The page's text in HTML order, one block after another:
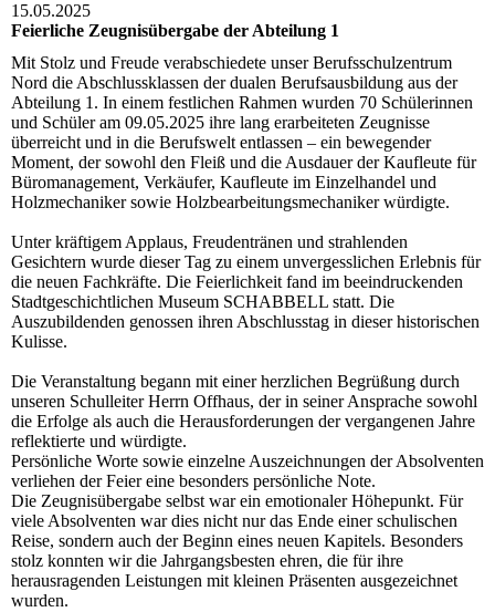
15.05.2025
Feierliche Zeugnisübergabe der Abteilung 1
Mit Stolz und Freude verabschiedete unser Berufsschulzentrum
Nord die Abschlussklassen der dualen Berufsausbildung aus der
Abteilung 1. In einem festlichen Rahmen wurden 70 Schülerinnen
und Schüler am 09.05.2025 ihre lang erarbeiteten Zeugnisse
überreicht und in die Berufswelt entlassen – ein bewegender
Moment, der sowohl den Fleiß und die Ausdauer der Kaufleute für
Büromanagement, Verkäufer, Kaufleute im Einzelhandel und
Holzmechaniker sowie Holzbearbeitungsmechaniker würdigte.
Unter kräftigem Applaus, Freudentränen und strahlenden
Gesichtern wurde dieser Tag zu einem unvergesslichen Erlebnis für
die neuen Fachkräfte. Die Feierlichkeit fand im beeindruckenden
Stadtgeschichtlichen Museum SCHABBELL statt. Die
Auszubildenden genossen ihren Abschlusstag in dieser historischen
Kulisse.
Die Veranstaltung begann mit einer herzlichen Begrüßung durch
unseren Schulleiter Herrn Offhaus, der in seiner Ansprache sowohl
die Erfolge als auch die Herausforderungen der vergangenen Jahre
reflektierte und würdigte.
Persönliche Worte sowie einzelne Auszeichnungen der Absolventen
verliehen der Feier eine besonders persönliche Note.
Die Zeugnisübergabe selbst war ein emotionaler Höhepunkt. Für
viele Absolventen war dies nicht nur das Ende einer schulischen
Reise, sondern auch der Beginn eines neuen Kapitels. Besonders
stolz konnten wir die Jahrgangsbesten ehren, die für ihre
herausragenden Leistungen mit kleinen Präsenten ausgezeichnet
wurden.